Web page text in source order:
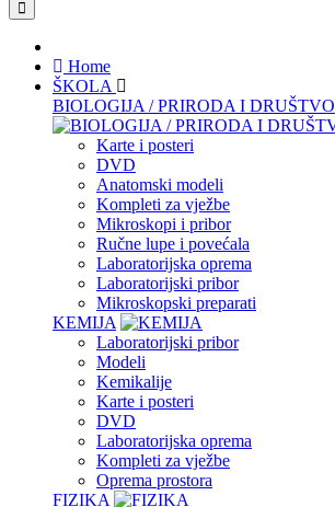
Home
ŠKOLA
BIOLOGIJA / PRIRODA I DRUŠTVO
Karte i posteri
DVD
Anatomski modeli
Kompleti za vježbe
Mikroskopi i pribor
Ručne lupe i povećala
Laboratorijska oprema
Laboratorijski pribor
Mikroskopski preparati
KEMIJA
Laboratorijski pribor
Modeli
Kemikalije
Karte i posteri
DVD
Laboratorijska oprema
Kompleti za vježbe
Oprema prostora
FIZIKA